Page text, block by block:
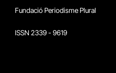
Fundació Periodisme Plural
ISSN 2339 - 9619